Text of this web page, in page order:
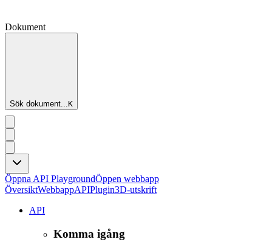
Dokument
Sök dokument...K
Öppna API PlaygroundÖppen webbapp
ÖversiktWebbappAPIPlugin3D-utskrift
API
Komma igång